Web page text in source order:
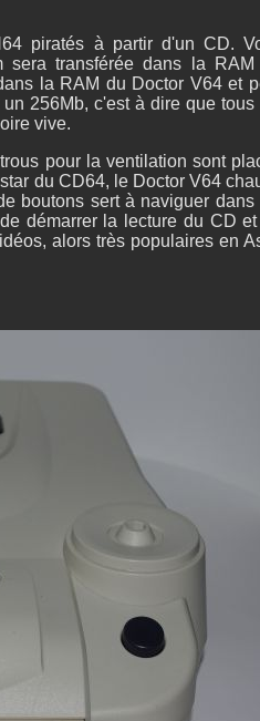
piratés à partir d'un CD.
transférée dans la RAM
la RAM du Doctor V64 et
256Mb, c'est à dire que tous
vive.
pour la ventilation sont
du CD64, le Doctor V64
boutons sert à naviguer dans
démarrer la lecture du CD
alors très populaires en